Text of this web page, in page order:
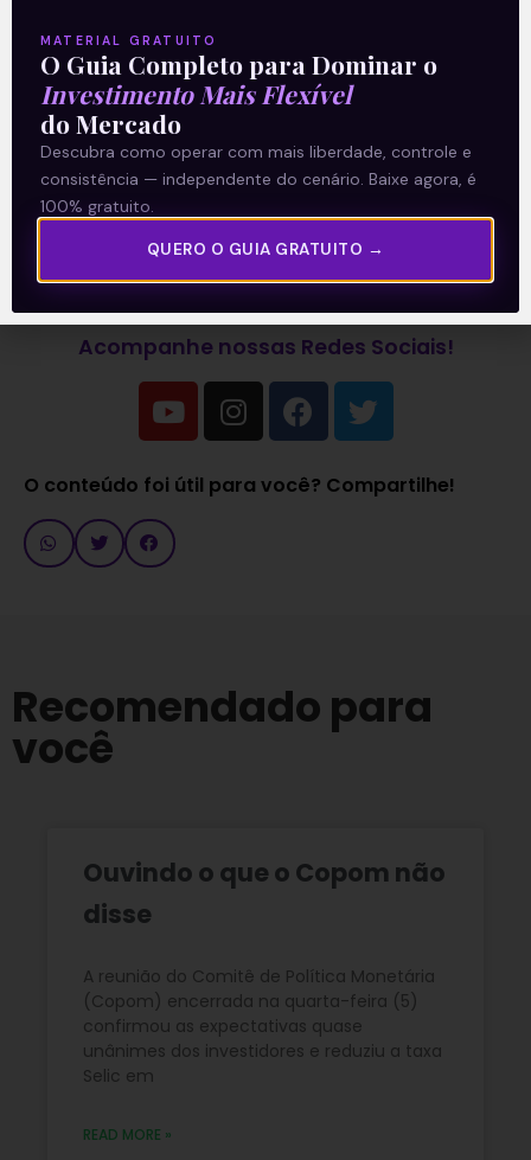
—
Leia mais sobre a empresa: Usiminas
(USIM5): resultados do 4T20 e de 2020.
Acompanhe nossas Redes Sociais!
O conteúdo foi útil para você? Compartilhe!
Recomendado para
você
Ouvindo o que o Copom não
disse
A reunião do Comitê de Política Monetária
(Copom) encerrada na quarta-feira (5)
confirmou as expectativas quase
unânimes dos investidores e reduziu a taxa
Selic em
READ MORE »
MATERIAL GRATUITO
O Guia Completo para Dominar o
Investimento Mais Flexível
do Mercado
Descubra como operar com mais liberdade, controle e
consistência — independente do cenário. Baixe agora, é
100% gratuito.
QUERO O GUIA GRATUITO →